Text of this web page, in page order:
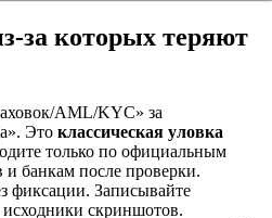
за которых теряют
AML/KYC» за
Это классическая уловка
только по официальным
и банкам после проверки.
фиксации. Записывайте
исходники скриншотов.